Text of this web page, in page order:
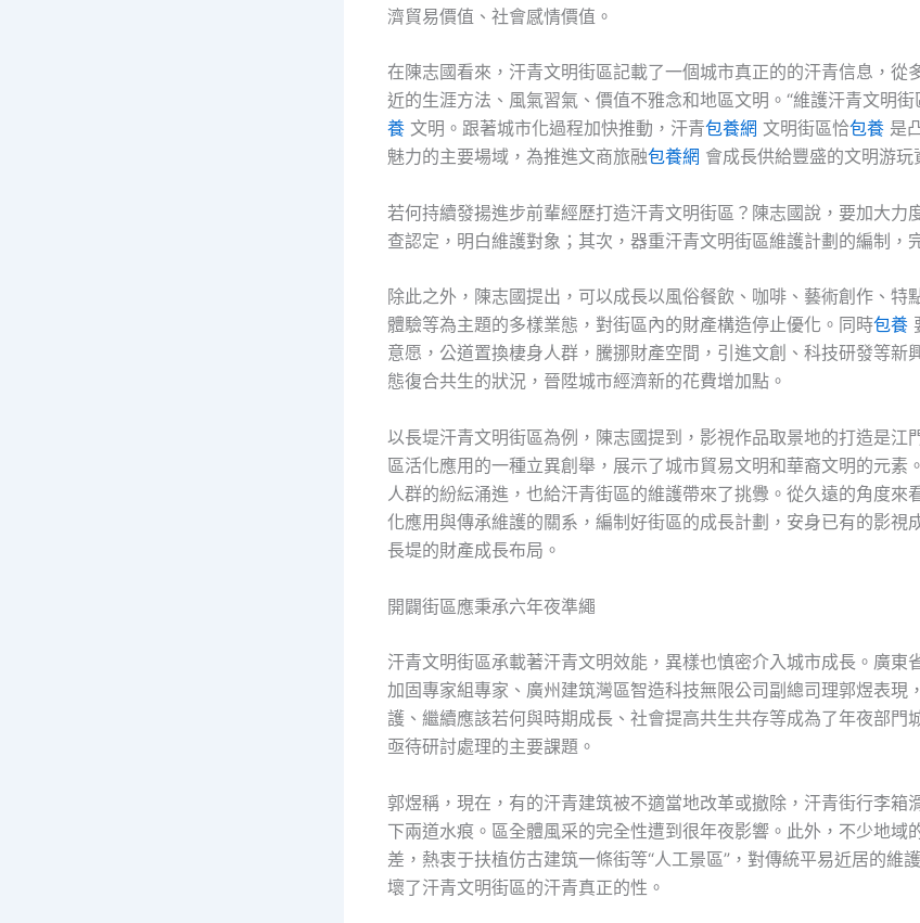
濟貿易價值、社會感情價值。
在陳志國看來，汗青文明街區記載了一個城市真正的的汗青信息，從
近的生涯方法、風氣習氣、價值不雅念和地區文明。“維護汗青文明
養 文明。跟著城市化過程加快推動，汗青包養網 文明街區恰包養 是
魅力的主要場域，為推進文商旅融包養網 會成長供給豐盛的文明游玩
若何持續發揚進步前輩經歷打造汗青文明街區？陳志國說，要加大力
查認定，明白維護對象；其次，器重汗青文明街區維護計劃的編制，
除此之外，陳志國提出，可以成長以風俗餐飲、咖啡、藝術創作、特
體驗等為主題的多樣業態，對街區內的財產構造停止優化。同時包養
意愿，公道置換棲身人群，騰挪財產空間，引進文創、科技研發等新
態復合共生的狀況，晉陞城市經濟新的花費增加點。
以長堤汗青文明街區為例，陳志國提到，影視作品取景地的打造是江
區活化應用的一種立異創舉，展示了城市貿易文明和華裔文明的元素
人群的紛紜涌進，也給汗青街區的維護帶來了挑釁。從久遠的角度來
化應用與傳承維護的關系，編制好街區的成長計劃，安身已有的影視
長堤的財產成長布局。
開闢街區應秉承六年夜準繩
汗青文明街區承載著汗青文明效能，異樣也慎密介入城市成長。廣東
加固專家組專家、廣州建筑灣區智造科技無限公司副總司理郭煜表現
護、繼續應該若何與時期成長、社會提高共生共存等成為了年夜部門
亟待研討處理的主要課題。
郭煜稱，現在，有的汗青建筑被不適當地改革或撤除，汗青街行李箱
下兩道水痕。區全體風采的完全性遭到很年夜影響。此外，不少地域
差，熱衷于扶植仿古建筑一條街等“人工景區”，對傳統平易近居的維
壞了汗青文明街區的汗青真正的性。